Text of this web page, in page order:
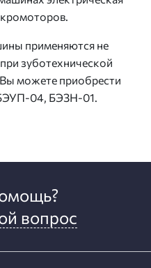
применяются не
зуботехнической
Вы можете приобрести
04, БЭЗН-01.
вопрос